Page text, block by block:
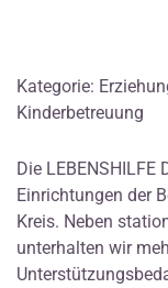
Kategorie:
Kinderbetreuung
Die LEBENSHILFE
Einrichtungen der
Kreis. Neben
unterhalten wir